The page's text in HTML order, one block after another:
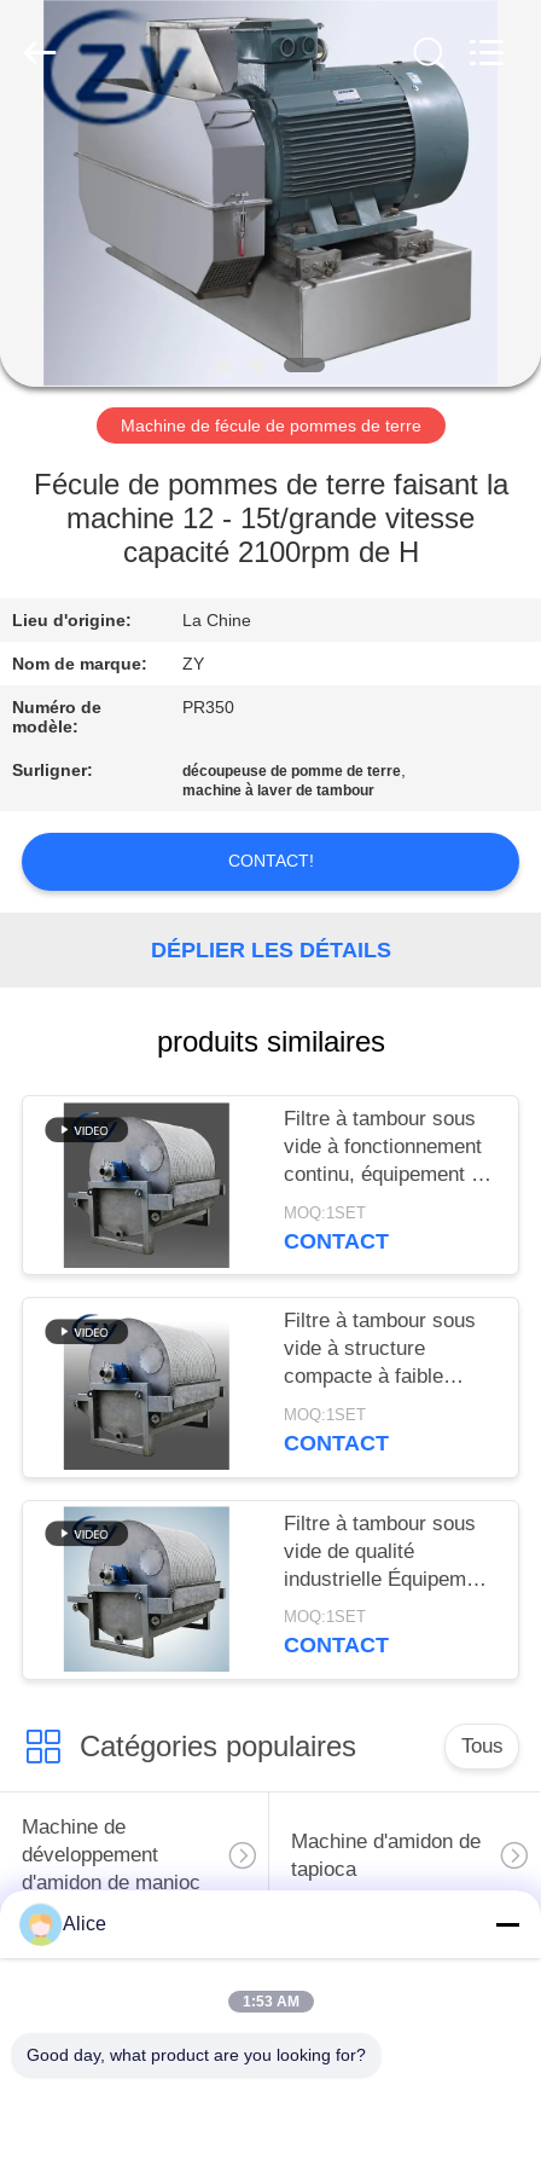
MAISON
PRODUITS
DES
USA
VISITE
D'USINE
DE
QUALITÉ
NOUS
NOUVELLES
DEMANDEZ
PLAN
DU
PRIVACY
POLICY
Engineering
Machine de fécule de pommes de terre
Fécule de pommes de terre faisant la
machine 12 - 15t/grande vitesse
capacité 2100rpm de H
Lieu d'origine: La Chine
Nom de marque: ZY
Numéro de
modèle:
PR350
Surligner: découpeuse de pomme de terre,
machine à laver de tambour
CONTACT!
DÉPLIER LES DÉTAILS
produits similaires
Filtre à tambour sous
vide à fonctionnement
continu, équipement de
déshydratation à
fonctionnement stable
MOQ:1SET
CONTACT
Filtre à tambour sous
vide à structure
compacte à faible
consommation
d'énergie et en acier
l'amidon
MOQ:1SET
CONTACT
Filtre à tambour sous
vide de qualité
industrielle Équipement
de déshydratation de
production à grande
MOQ:1SET
CONTACT
Catégories populaires Tous
Machine de
développement
d'amidon de manioc
Machine d'amidon de
tapioca
Machine de
farine de manioc
Alice
1:53 AM
Good day, what product are you looking for?